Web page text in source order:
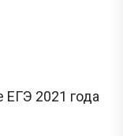
ЕГЭ 2021 года